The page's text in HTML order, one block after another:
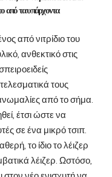
από τα υπάρχοντα
από νιτρίδιο του
ανθεκτικό στις
τους
από το σήμα.
έτσι ώστε να
σε ένα μικρό τσιπ.
το ίδιο το λέιζερ
λέιζερ. Ωστόσο,